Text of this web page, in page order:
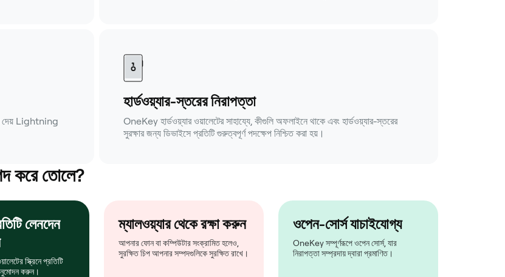
দেয় Lightning
হার্ডওয়্যার-স্তরের নিরাপত্তা
OneKey হার্ডওয়্যার ওয়ালেটের সাহায্যে, কীগুলি অফলাইনে থাকে এবং হার্ডওয়্যার-স্তরের
সুরক্ষার জন্য ডিভাইসে প্রতিটি গুরুত্বপূর্ণ পদক্ষেপ নিশ্চিত করা হয়।
করে তোলে?
লেনদেন
স্ক্রিনে প্রতিটি
করুন।
ম্যালওয়্যার থেকে রক্ষা করুন
আপনার ফোন বা কম্পিউটার সংক্রামিত হলেও,
সুরক্ষিত চিপ আপনার সম্পদগুলিকে সুরক্ষিত রাখে।
ওপেন-সোর্স যাচাইযোগ্য
OneKey সম্পূর্ণরূপে ওপেন সোর্স, যার
নিরাপত্তা সম্প্রদায় দ্বারা প্রমাণিত।